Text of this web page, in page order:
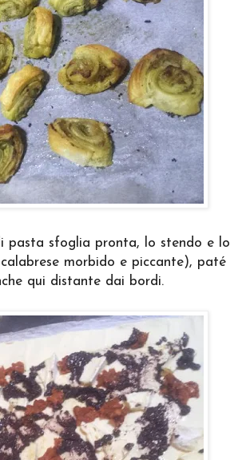
pasta sfoglia pronta, lo stendo e lo
morbido e piccante), paté
qui distante dai bordi.